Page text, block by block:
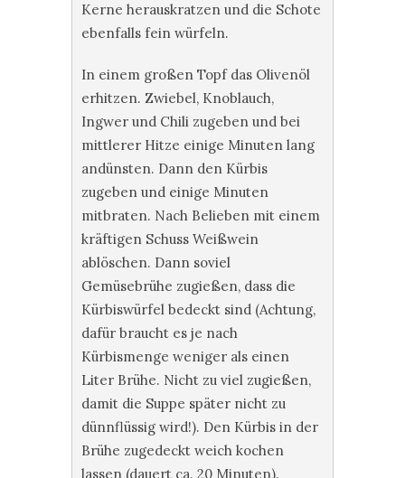
Kerne herauskratzen und die Schote
ebenfalls fein würfeln.
In einem großen Topf das Olivenöl
erhitzen. Zwiebel, Knoblauch,
Ingwer und Chili zugeben und bei
mittlerer Hitze einige Minuten lang
andünsten. Dann den Kürbis
zugeben und einige Minuten
mitbraten. Nach Belieben mit einem
kräftigen Schuss Weißwein
ablöschen. Dann soviel
Gemüsebrühe zugießen, dass die
Kürbiswürfel bedeckt sind (Achtung,
dafür braucht es je nach
Kürbismenge weniger als einen
Liter Brühe. Nicht zu viel zugießen,
damit die Suppe später nicht zu
dünnflüssig wird!). Den Kürbis in der
Brühe zugedeckt weich kochen
lassen (dauert ca. 20 Minuten).